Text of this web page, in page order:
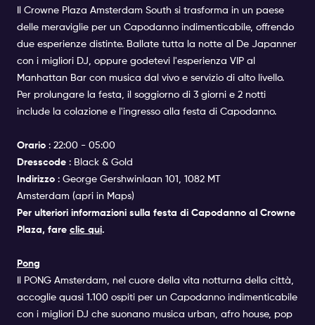
Il Crowne Plaza Amsterdam South si trasforma in un paese
delle meraviglie per un Capodanno indimenticabile, offrendo
due esperienze distinte. Ballate tutta la notte al De Japanner
con i migliori DJ, oppure godetevi l'esperienza VIP al
Manhattan Bar con musica dal vivo e servizio di alto livello.
Per prolungare la festa, il soggiorno di 3 giorni e 2 notti
include la colazione e l'ingresso alla festa di Capodanno.
Orario : 22:00 - 05:00
Dresscode : Black & Gold
Indirizzo : George Gershwinlaan 101, 1082 MT
Amsterdam (apri in Maps)
Per ulteriori informazioni sulla festa di Capodanno al Crowne
Plaza, fare clic qui.
Pong
Il PONG Amsterdam, nel cuore della vita notturna della città,
accoglie quasi 1.100 ospiti per un Capodanno indimenticabile
con i migliori DJ che suonano musica urban, afro house, pop